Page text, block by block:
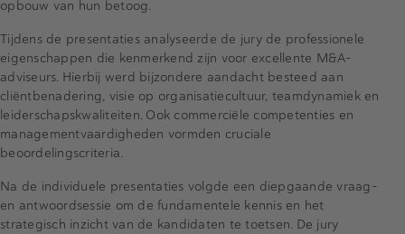
opbouw van hun betoog.
Tijdens de presentaties analyseerde de jury de professionele
eigenschappen die kenmerkend zijn voor excellente M&A-
adviseurs. Hierbij werd bijzondere aandacht besteed aan
cliëntbenadering, visie op organisatiecultuur, teamdynamiek en
leiderschapskwaliteiten. Ook commerciële competenties en
managementvaardigheden vormden cruciale
beoordelingscriteria.
Na de individuele presentaties volgde een diepgaande vraag-
en antwoordsessie om de fundamentele kennis en het
strategisch inzicht van de kandidaten te toetsen. De jury